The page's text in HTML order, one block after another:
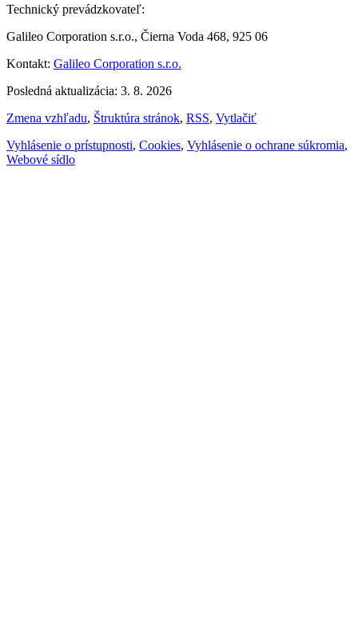
Technický prevádzkovateľ:
Galileo Corporation s.r.o., Čierna Voda 468, 925 06
Kontakt: Galileo Corporation s.r.o.
Posledná aktualizácia: 3. 8. 2026
Zmena vzhľadu, Štruktúra stránok, RSS, Vytlačiť
Vyhlásenie o prístupnosti, Cookies, Vyhlásenie o ochrane súkromia,
Webové sídlo